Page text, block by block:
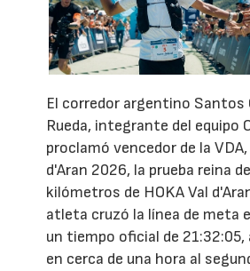
El corredor argentino Santos
Rueda, integrante del equipo
proclamó vencedor de la
d'Aran 2026, la prueba reina
kilómetros de HOKA Val
atleta cruzó la línea de meta
un tiempo oficial de
en cerca de una hora al